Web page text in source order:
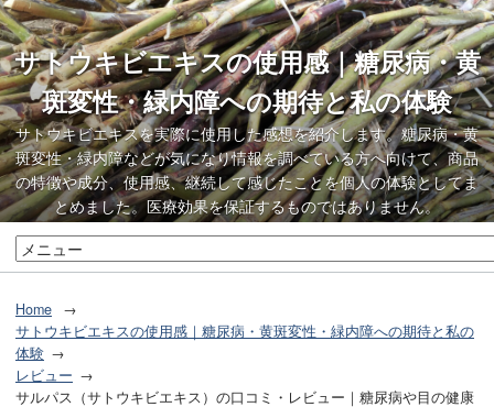
サトウキビエキスの使用感｜糖尿病・黄
斑変性・緑内障への期待と私の体験
サトウキビエキスを実際に使用した感想を紹介します。糖尿病・黄
斑変性・緑内障などが気になり情報を調べている方へ向けて、商品
の特徴や成分、使用感、継続して感じたことを個人の体験としてま
とめました。医療効果を保証するものではありません。
Home
サトウキビエキスの使用感｜糖尿病・黄斑変性・緑内障への期待と私の
体験
レビュー
サルパス（サトウキビエキス）の口コミ・レビュー｜糖尿病や目の健康